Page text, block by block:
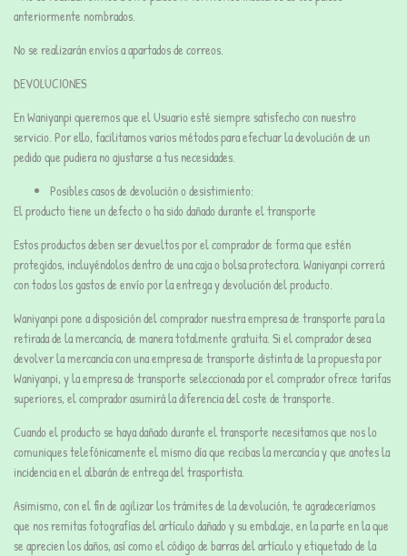
anteriormente nombrados.
No se realizarán envíos a apartados de correos.
DEVOLUCIONES
En Waniyanpi queremos que el Usuario esté siempre satisfecho con nuestro
servicio. Por ello, facilitamos varios métodos para efectuar la devolución de un
pedido que pudiera no ajustarse a tus necesidades.
Posibles casos de devolución o desistimiento:
El producto tiene un defecto o ha sido dañado durante el transporte
Estos productos deben ser devueltos por el comprador de forma que estén
protegidos, incluyéndolos dentro de una caja o bolsa protectora. Waniyanpi correrá
con todos los gastos de envío por la entrega y devolución del producto.
Waniyanpi pone a disposición del comprador nuestra empresa de transporte para la
retirada de la mercancía, de manera totalmente gratuita. Si el comprador desea
devolver la mercancía con una empresa de transporte distinta de la propuesta por
Waniyanpi, y la empresa de transporte seleccionada por el comprador ofrece tarifas
superiores, el comprador asumirá la diferencia del coste de transporte.
Cuando el producto se haya dañado durante el transporte necesitamos que nos lo
comuniques telefónicamente el mismo día que recibas la mercancía y que anotes la
incidencia en el albarán de entrega del trasportista.
Asimismo, con el fin de agilizar los trámites de la devolución, te agradeceríamos
que nos remitas fotografías del artículo dañado y su embalaje, en la parte en la que
se aprecien los daños, así como el código de barras del artículo y etiquetado de la